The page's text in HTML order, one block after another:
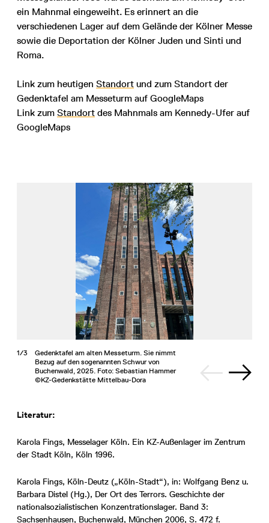
ein Mahnmal eingeweiht. Es erinnert an die
verschiedenen Lager auf dem Gelände der Kölner Messe
sowie die Deportation der Kölner Juden und Sinti und
Roma.
Link zum heutigen Standort und zum Standort der
Gedenktafel am Messeturm auf GoogleMaps
Link zum Standort des Mahnmals am Kennedy-Ufer auf
GoogleMaps
1/3
Gedenktafel am alten Messeturm. Sie nimmt
Bezug auf den sogenannten Schwur von
Buchenwald, 2025. Foto: Sebastian Hammer
©KZ-Gedenkstätte Mittelbau-Dora
Literatur:
Karola Fings, Messelager Köln. Ein KZ-Außenlager im Zentrum
der Stadt Köln, Köln 1996.
Karola Fings, Köln-Deutz („Köln-Stadt“), in: Wolfgang Benz u.
Barbara Distel (Hg.), Der Ort des Terrors. Geschichte der
nationalsozialistischen Konzentrationslager. Band 3:
Sachsenhausen, Buchenwald, München 2006, S. 472 f.